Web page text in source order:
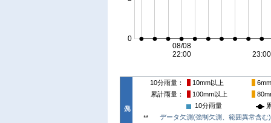
10分雨量 10mm以上
6mm
累計雨量
100mm以上
10分雨量
**
データ欠測(強制欠測、範囲異常含む)